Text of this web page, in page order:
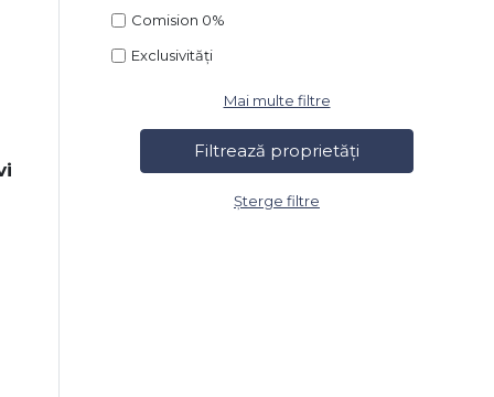
Comision 0%
Exclusivități
Mai multe filtre
Șterge filtre